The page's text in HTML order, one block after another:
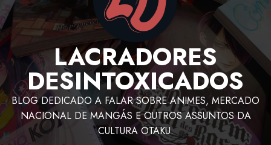
LACRADORES
DESINTOXICADOS
BLOG DEDICADO A FALAR SOBRE ANIMES, MERCADO
NACIONAL DE MANGÁS E OUTROS ASSUNTOS DA
CULTURA OTAKU.